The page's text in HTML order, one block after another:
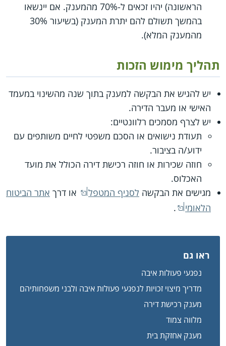
הראשונה) יהיו זכאים ל-70% מהמענק. אם יינשאו
בהמשך תשולם להם יתרת המענק (בשיעור 30%
מהמענק המלא).
תהליך מימוש הזכות
יש להגיש את הבקשה למענק בתוך שנה מהשינוי במעמד
האישי או מעבר הדירה.
יש לצרף מסמכים רלוונטיים:
תעודת נישואים או הסכם משפטי לחיים משותפים עם
ידוע/ה בציבור.
חוזה שכירות או חוזה רכישת דירה הכולל את מועד
האכלוס.
מגישים את הבקשה לסניף המטפל או דרך אתר הביטוח
הלאומי
.
ראו גם
נפגעי פעולות איבה
מדריך מיצוי זכויות לנפגעי פעולות איבה ולבני משפחותיהם
מענק רכישת דירה
מלווה צמוד
מענק אחזקת בית